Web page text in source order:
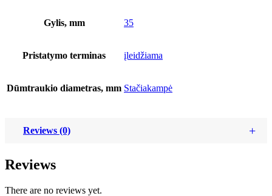
Gylis, mm 35
Pristatymo terminas įleidžiama
Dūmtraukio diametras, mm Stačiakampė
Reviews (0)
Reviews
There are no reviews yet.